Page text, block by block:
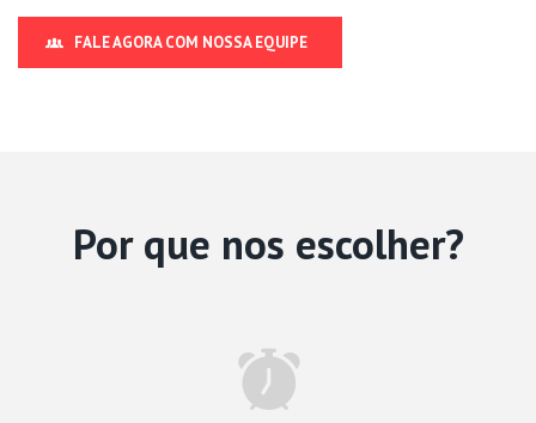
FALE AGORA COM NOSSA EQUIPE
Por que nos escolher?